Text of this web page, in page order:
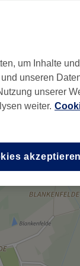
um Inhalte
unseren
unserer
weiter.
akzeptieren